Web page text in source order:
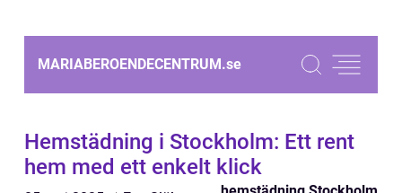
MARIABEROENDECENTRUM.se
Hemstädning i Stockholm: Ett rent
hem med ett enkelt klick